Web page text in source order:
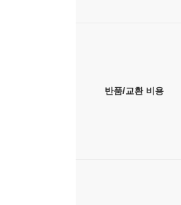
반품/교환 비용